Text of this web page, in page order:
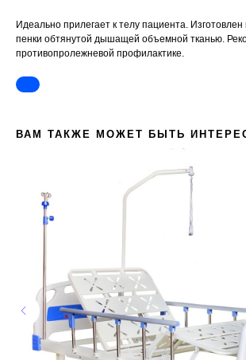
Идеально прилегает к телу пациента. Изготовлен
пенки обтянутой дышащей объемной тканью.
противопролежневой профилактике.
ВАМ ТАКЖЕ МОЖЕТ БЫТЬ